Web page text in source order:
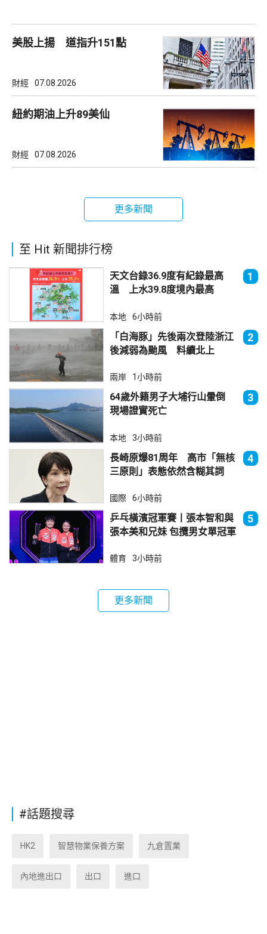
美股上揚 道指升151點
財經 07.08.2026
紐約期油上升89美仙
財經 07.08.2026
更多新聞
至 Hit 新聞排行榜
天文台錄36.9度有紀錄最高
溫 上水39.8度境內最高
1
本地 6小時前
「白海豚」先後兩次登陸浙江
後減弱為颱風 料續北上
2
兩岸 1小時前
64歲外籍男子大埔行山暈倒
現場證實死亡
3
本地 3小時前
長崎原爆81周年 高市「無核
三原則」表態依然含糊其詞
4
國際 6小時前
乒乓橫濱冠軍賽丨張本智和與
張本美和兄妹 包攬男女單冠軍
5
體育 3小時前
更多新聞
#話題搜尋
HK2 智慧物業保養方案 九倉置業
內地進出口 出口 進口